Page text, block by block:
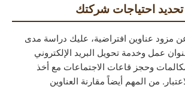
احتياجات شركتك
مزود عناوين افتراضية، عليك دراسة مدى
عمل وخدمة تحويل البريد الإلكتروني
وحجز قاعات الاجتماعات مع أخذ
من المهم أيضاً مقارنة العناوين